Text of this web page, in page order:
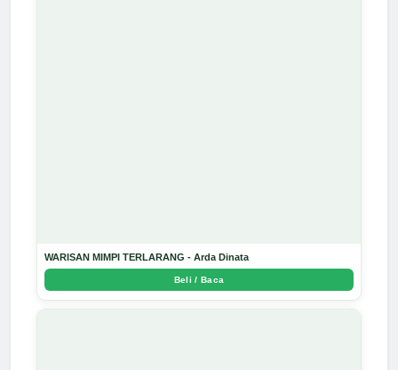
WARISAN MIMPI TERLARANG - Arda Dinata
Beli / Baca